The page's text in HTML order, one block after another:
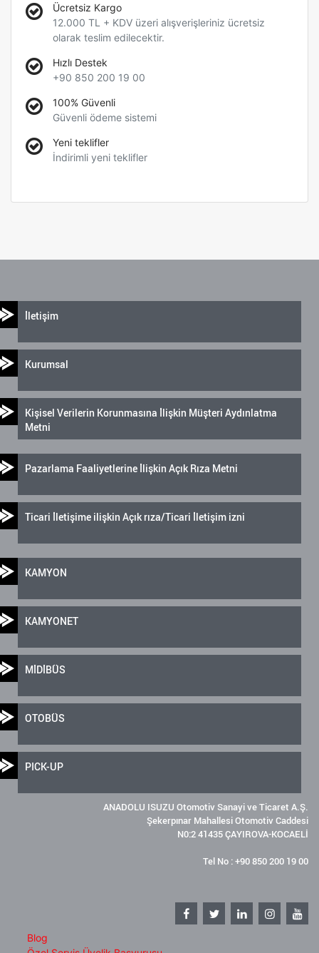
Ücretsiz Kargo
12.000 TL + KDV üzeri alışverişleriniz ücretsiz
olarak teslim edilecektir.
Hızlı Destek
+90 850 200 19 00
100% Güvenli
Güvenli ödeme sistemi
Yeni teklifler
İndirimli yeni teklifler
İletişim
Kurumsal
Kişisel Verilerin Korunmasına İlişkin Müşteri Aydınlatma
Metni
Pazarlama Faaliyetlerine İlişkin Açık Rıza Metni
Ticari İletişime ilişkin Açık rıza/Ticari İletişim izni
KAMYON
KAMYONET
MİDİBÜS
OTOBÜS
PICK-UP
ANADOLU ISUZU Otomotiv Sanayi ve Ticaret A.Ş.
Şekerpınar Mahallesi Otomotiv Caddesi
N0:2 41435 ÇAYIROVA-KOCAELİ
Tel No : +90 850 200 19 00
Blog